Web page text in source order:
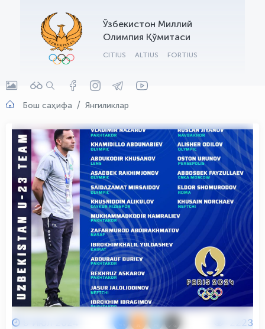
Ўзбекистон Миллий
Олимпия Қўмитаси
CITIUS ALTIUS FORTIUS
Бош саҳифа Янгиликлар
2223
OLYMPCHIK AI - yordamchi
Онлайн · olympic.uz